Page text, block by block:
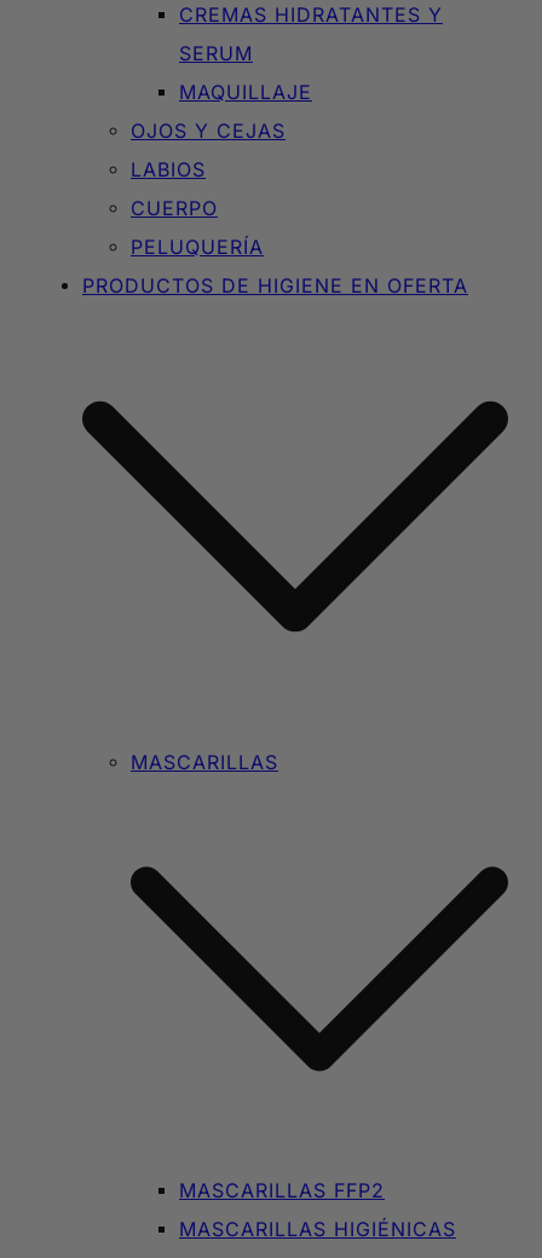
CREMAS HIDRATANTES Y
SERUM
MAQUILLAJE
OJOS Y CEJAS
LABIOS
CUERPO
PELUQUERÍA
PRODUCTOS DE HIGIENE EN OFERTA
MASCARILLAS
MASCARILLAS FFP2
MASCARILLAS HIGIÉNICAS